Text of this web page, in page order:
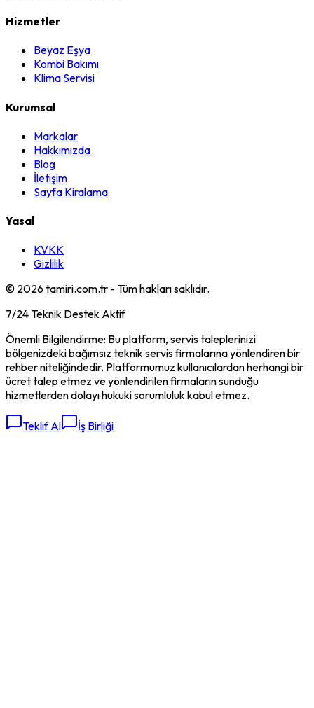
Hizmetler
Beyaz Eşya
Kombi Bakımı
Klima Servisi
Kurumsal
Markalar
Hakkımızda
Blog
İletişim
Sayfa Kiralama
Yasal
KVKK
Gizlilik
© 2026tamiri.com.tr - Tüm hakları saklıdır.
7/24 Teknik Destek Aktif
Önemli Bilgilendirme: Bu platform, servis taleplerinizi
bölgenizdeki bağımsız teknik servis firmalarına yönlendiren bir
rehber niteliğindedir. Platformumuz kullanıcılardan herhangi bir
ücret talep etmez ve yönlendirilen firmaların sunduğu
hizmetlerden dolayı hukuki sorumluluk kabul etmez.
Teklif Al İş Birliği